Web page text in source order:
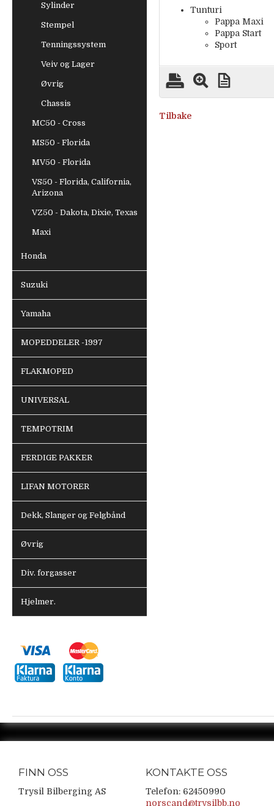
Sylinder
Stempel
Tenningssystem
Veiv og Lager
Øvrig
Chassis
MC50 - Cross
MS50 - Florida
MV50 - Florida
VS50 - Florida, California,
Arizona
VZ50 - Dakota, Dixie, Texas
Maxi
Honda
Suzuki
Yamaha
MOPEDDELER -1997
FLAKMOPED
UNIVERSAL
TEMPOTRIM
FERDIGE PAKKER
LIFAN MOTORER
Dekk, Slanger og Felgbånd
Øvrig
Div. forgasser
Hjelmer.
Tunturi
Pappa Maxi
Pappa Start
Sport
Tilbake
FINN OSS
Trysil Bilberging AS
KONTAKTE OSS
Telefon: 62450990
norscand@trysilbb.no